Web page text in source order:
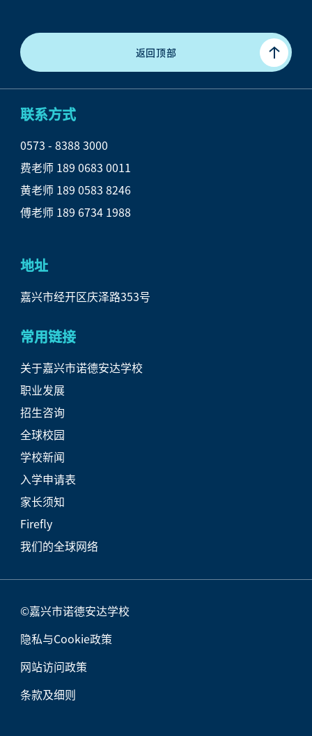
返回顶部
联系方式
0573 - 8388 3000
费老师 189 0683 0011
黄老师 189 0583 8246
傅老师 189 6734 1988
地址
嘉兴市经开区庆泽路353号
常用链接
关于嘉兴市诺德安达学校
职业发展
招生咨询
全球校园
学校新闻
入学申请表
家长须知
Firefly
我们的全球网络
©嘉兴市诺德安达学校
隐私与Cookie政策
网站访问政策
条款及细则